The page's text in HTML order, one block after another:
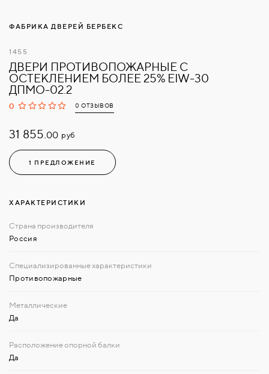
ФАБРИКА ДВЕРЕЙ БЕРБЕКС
1455
ДВЕРИ ПРОТИВОПОЖАРНЫЕ С
ОСТЕКЛЕНИЕМ БОЛЕЕ 25% EIW-30
ДПМО-02.2
0 0 ОТЗЫВОВ
31 855.00 руб
1 ПРЕДЛОЖЕНИЕ
ХАРАКТЕРИСТИКИ
Россия
Противопожарные
Да
Да